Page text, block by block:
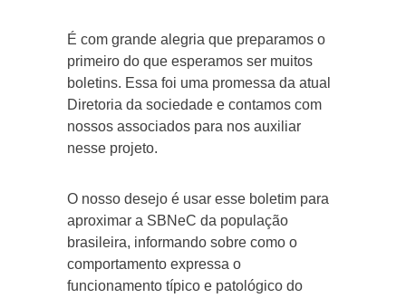
É com grande alegria que preparamos o
primeiro do que esperamos ser muitos
boletins. Essa foi uma promessa da atual
Diretoria da sociedade e contamos com
nossos associados para nos auxiliar
nesse projeto.
O nosso desejo é usar esse boletim para
aproximar a SBNeC da população
brasileira, informando sobre como o
comportamento expressa o
funcionamento típico e patológico do